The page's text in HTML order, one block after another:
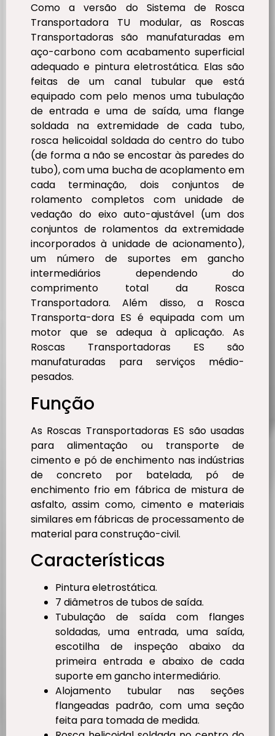
Como a versão do Sistema de Rosca
Transportadora TU modular, as Roscas
Transportadoras são manufaturadas em
aço-carbono com acabamento superficial
adequado e pintura eletrostática. Elas são
feitas de um canal tubular que está
equipado com pelo menos uma tubulação
de entrada e uma de saída, uma flange
soldada na extremidade de cada tubo,
rosca helicoidal soldada do centro do tubo
(de forma a não se encostar às paredes do
tubo), com uma bucha de acoplamento em
cada terminação, dois conjuntos de
rolamento completos com unidade de
vedação do eixo auto-ajustável (um dos
conjuntos de rolamentos da extremidade
incorporados à unidade de acionamento),
um número de suportes em gancho
intermediários dependendo do
comprimento total da Rosca
Transportadora. Além disso, a Rosca
Transporta-dora ES é equipada com um
motor que se adequa à aplicação. As
Roscas Transportadoras ES são
manufaturadas para serviços médio-
pesados.
Função
As Roscas Transportadoras ES são usadas
para alimentação ou transporte de
cimento e pó de enchimento nas indústrias
de concreto por batelada, pó de
enchimento frio em fábrica de mistura de
asfalto, assim como, cimento e materiais
similares em fábricas de processamento de
material para construção-civil.
Características
Pintura eletrostática.
7 diâmetros de tubos de saída.
Tubulação de saída com flanges
soldadas, uma entrada, uma saída,
escotilha de inspeção abaixo da
primeira entrada e abaixo de cada
suporte em gancho intermediário.
Alojamento tubular nas seções
flangeadas padrão, com uma seção
feita para tomada de medida.